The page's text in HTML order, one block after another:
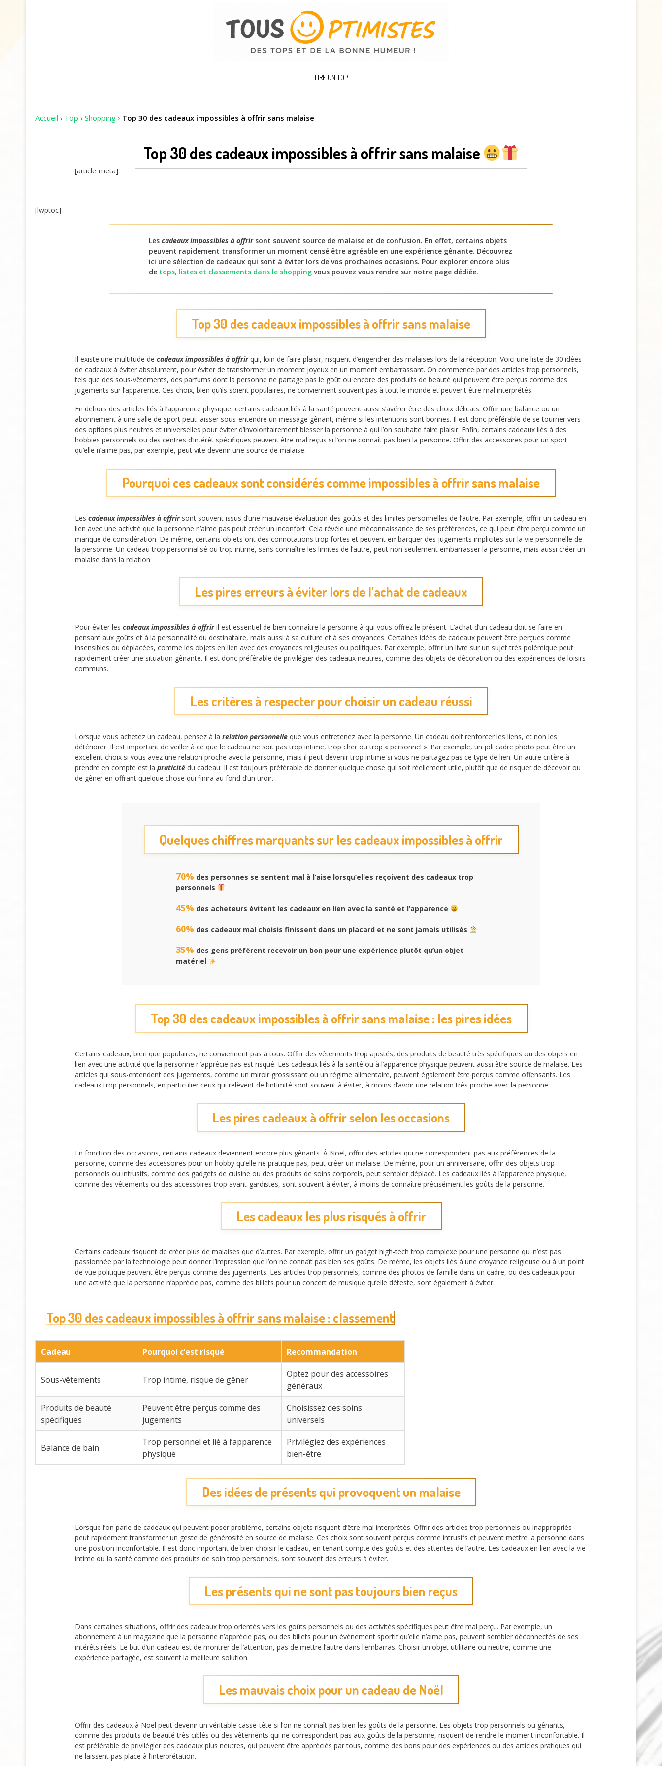
LIRE UN TOP
Accueil › Top › Shopping › Top 30 des cadeaux impossibles à offrir sans malaise
Top 30 des cadeaux impossibles à offrir sans malaise
[article_meta]
[lwptoc]
Les cadeaux impossibles à offrirsont souvent source de malaise et de confusion. En effet, certains objets
peuvent rapidement transformer un moment censé être agréable en une expérience gênante. Découvrez
ici une sélection de cadeaux qui sont à éviter lors de vos prochaines occasions. Pour explorer encore plus
de tops, listes et classements dans le shopping vous pouvez vous rendre sur notre page dédiée.
Top 30 des cadeaux impossibles à offrir sans malaise
Il existe une multitude de cadeaux impossibles à offrirqui, loin de faire plaisir, risquent d’engendrer des malaises lors de la réception. Voici une liste de 30 idées
de cadeaux à éviter absolument, pour éviter de transformer un moment joyeux en un moment embarrassant. On commence par des articles trop personnels,
tels que des sous-vêtements, des parfums dont la personne ne partage pas le goût ou encore des produits de beauté qui peuvent être perçus comme des
jugements sur l’apparence. Ces choix, bien qu’ils soient populaires, ne conviennent souvent pas à tout le monde et peuvent être mal interprétés.
En dehors des articles liés à l’apparence physique, certains cadeaux liés à la santé peuvent aussi s’avérer être des choix délicats. Offrir une balance ou un
abonnement à une salle de sport peut laisser sous-entendre un message gênant, même si les intentions sont bonnes. Il est donc préférable de se tourner vers
des options plus neutres et universelles pour éviter d’involontairement blesser la personne à qui l’on souhaite faire plaisir. Enfin, certains cadeaux liés à des
hobbies personnels ou des centres d’intérêt spécifiques peuvent être mal reçus si l’on ne connaît pas bien la personne. Offrir des accessoires pour un sport
qu’elle n’aime pas, par exemple, peut vite devenir une source de malaise.
Pourquoi ces cadeaux sont considérés comme impossibles à offrir sans malaise
Les cadeaux impossibles à offrirsont souvent issus d’une mauvaise évaluation des goûts et des limites personnelles de l’autre. Par exemple, offrir un cadeau en
lien avec une activité que la personne n’aime pas peut créer un inconfort. Cela révèle une méconnaissance de ses préférences, ce qui peut être perçu comme un
manque de considération. De même, certains objets ont des connotations trop fortes et peuvent embarquer des jugements implicites sur la vie personnelle de
la personne. Un cadeau trop personnalisé ou trop intime, sans connaître les limites de l’autre, peut non seulement embarrasser la personne, mais aussi créer un
malaise dans la relation.
Les pires erreurs à éviter lors de l’achat de cadeaux
Pour éviter les cadeaux impossibles à offriril est essentiel de bien connaître la personne à qui vous offrez le présent. L’achat d’un cadeau doit se faire en
pensant aux goûts et à la personnalité du destinataire, mais aussi à sa culture et à ses croyances. Certaines idées de cadeaux peuvent être perçues comme
insensibles ou déplacées, comme les objets en lien avec des croyances religieuses ou politiques. Par exemple, offrir un livre sur un sujet très polémique peut
rapidement créer une situation gênante. Il est donc préférable de privilégier des cadeaux neutres, comme des objets de décoration ou des expériences de loisirs
communs.
Les critères à respecter pour choisir un cadeau réussi
Lorsque vous achetez un cadeau, pensez à la relation personnelle que vous entretenez avec la personne. Un cadeau doit renforcer les liens, et non les
détériorer. Il est important de veiller à ce que le cadeau ne soit pas trop intime, trop cher ou trop « personnel ». Par exemple, un joli cadre photo peut être un
excellent choix si vous avez une relation proche avec la personne, mais il peut devenir trop intime si vous ne partagez pas ce type de lien. Un autre critère à
prendre en compte est la praticité du cadeau. Il est toujours préférable de donner quelque chose qui soit réellement utile, plutôt que de risquer de décevoir ou
de gêner en offrant quelque chose qui finira au fond d’un tiroir.
Quelques chiffres marquants sur les cadeaux impossibles à offrir
70% des personnes se sentent mal à l’aise lorsqu’elles reçoivent des cadeaux trop
personnels
45% des acheteurs évitent les cadeaux en lien avec la santé et l’apparence
60% des cadeaux mal choisis finissent dans un placard et ne sont jamais utilisés
35% des gens préfèrent recevoir un bon pour une expérience plutôt qu’un objet
matériel
Top 30 des cadeaux impossibles à offrir sans malaise : les pires idées
Certains cadeaux, bien que populaires, ne conviennent pas à tous. Offrir des vêtements trop ajustés, des produits de beauté très spécifiques ou des objets en
lien avec une activité que la personne n’apprécie pas est risqué. Les cadeaux liés à la santé ou à l’apparence physique peuvent aussi être source de malaise. Les
articles qui sous-entendent des jugements, comme un miroir grossissant ou un régime alimentaire, peuvent également être perçus comme offensants. Les
cadeaux trop personnels, en particulier ceux qui relèvent de l’intimité sont souvent à éviter, à moins d’avoir une relation très proche avec la personne.
Les pires cadeaux à offrir selon les occasions
En fonction des occasions, certains cadeaux deviennent encore plus gênants. À Noël, offrir des articles qui ne correspondent pas aux préférences de la
personne, comme des accessoires pour un hobby qu’elle ne pratique pas, peut créer un malaise. De même, pour un anniversaire, offrir des objets trop
personnels ou intrusifs, comme des gadgets de cuisine ou des produits de soins corporels, peut sembler déplacé. Les cadeaux liés à l’apparence physique,
comme des vêtements ou des accessoires trop avant-gardistes, sont souvent à éviter, à moins de connaître précisément les goûts de la personne.
Les cadeaux les plus risqués à offrir
Certains cadeaux risquent de créer plus de malaises que d’autres. Par exemple, offrir un gadget high-tech trop complexe pour une personne qui n’est pas
passionnée par la technologie peut donner l’impression que l’on ne connaît pas bien ses goûts. De même, les objets liés à une croyance religieuse ou à un point
de vue politique peuvent être perçus comme des jugements. Les articles trop personnels, comme des photos de famille dans un cadre, ou des cadeaux pour
une activité que la personne n’apprécie pas, comme des billets pour un concert de musique qu’elle déteste, sont également à éviter.
Top 30 des cadeaux impossibles à offrir sans malaise : classement
Cadeau Pourquoi c’est risqué Recommandation
Sous-vêtements Trop intime, risque de gêner
Optez pour des accessoires
généraux
Produits de beauté
spécifiques
Peuvent être perçus comme des
jugements
Choisissez des soins
universels
Balance de bain
Trop personnel et lié à l’apparence
physique
Privilégiez des expériences
bien-être
Des idées de présents qui provoquent un malaise
Lorsque l’on parle de cadeaux qui peuvent poser problème, certains objets risquent d’être mal interprétés. Offrir des articles trop personnels ou inappropriés
peut rapidement transformer un geste de générosité en source de malaise. Ces choix sont souvent perçus comme intrusifs et peuvent mettre la personne dans
une position inconfortable. Il est donc important de bien choisir le cadeau, en tenant compte des goûts et des attentes de l’autre. Les cadeaux en lien avec la vie
intime ou la santé comme des produits de soin trop personnels, sont souvent des erreurs à éviter.
Les présents qui ne sont pas toujours bien reçus
Dans certaines situations, offrir des cadeaux trop orientés vers les goûts personnels ou des activités spécifiques peut être mal perçu. Par exemple, un
abonnement à un magazine que la personne n’apprécie pas, ou des billets pour un événement sportif qu’elle n’aime pas, peuvent sembler déconnectés de ses
intérêts réels. Le but d’un cadeau est de montrer de l’attention, pas de mettre l’autre dans l’embarras. Choisir un objet utilitaire ou neutre, comme une
expérience partagée, est souvent la meilleure solution.
Les mauvais choix pour un cadeau de Noël
Offrir des cadeaux à Noël peut devenir un véritable casse-tête si l’on ne connaît pas bien les goûts de la personne. Les objets trop personnels ou gênants,
comme des produits de beauté très ciblés ou des vêtements qui ne correspondent pas aux goûts de la personne, risquent de rendre le moment inconfortable. Il
est préférable de privilégier des cadeaux plus neutres, qui peuvent être appréciés par tous, comme des bons pour des expériences ou des articles pratiques qui
ne laissent pas place à l’interprétation.